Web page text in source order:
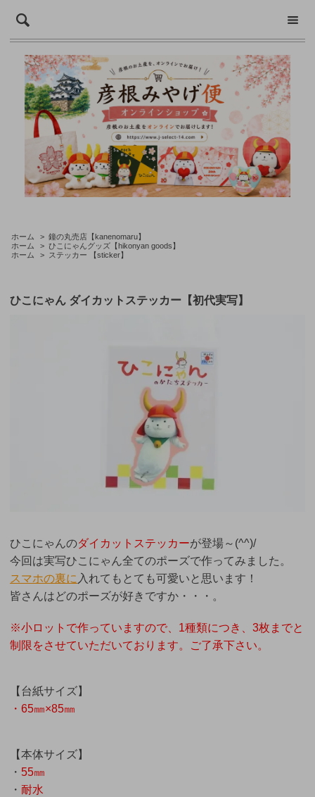
ホーム > 鐘の丸売店【kanenomaru】
ホーム
> ひこにゃんグッズ【hikonyan goods】
ホーム
> ステッカー 【sticker】
ひこにゃん ダイカットステッカー【初代実写】
ひこにゃんのダイカットステッカーが登場～(^^)/
今回は実写ひこにゃん全てのポーズで作ってみました。
スマホの裏に 入れてもとても可愛いと思います！
皆さんはどのポーズが好きですか・・・。
※小ロットで作っていますので、1種類につき、3枚までと
制限をさせていただいております。ご了承下さい。
【台紙サイズ】
・65㎜×85㎜
【本体サイズ】
・ 55㎜
・ 耐水